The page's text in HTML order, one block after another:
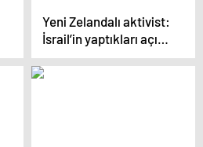
Yeni Zelandalı aktivist:
İsrail’in yaptıkları açık
soykırım